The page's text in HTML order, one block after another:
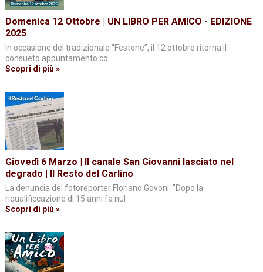
Domenica 12 Ottobre | UN LIBRO PER AMICO - EDIZIONE
2025
In occasione del tradizionale “Festone”, il 12 ottobre ritorna il
consueto appuntamento co
Scopri di più »
Giovedì 6 Marzo | Il canale San Giovanni lasciato nel
degrado | Il Resto del Carlino
La denuncia del fotoreporter Floriano Govoni: "Dopo la
riqualificcazione di 15 anni fa nul
Scopri di più »